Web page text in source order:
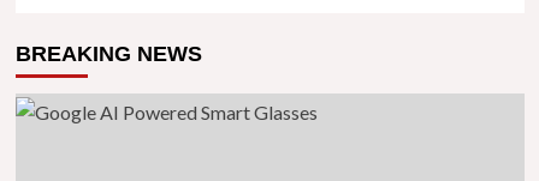
BREAKING NEWS